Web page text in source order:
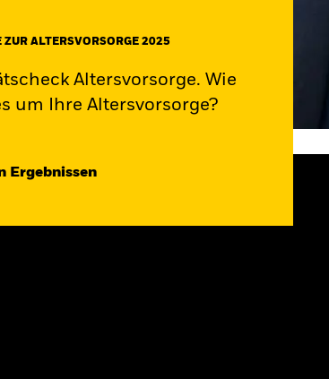
ZUR ALTERSVORSORGE 2025
Altersvorsorge. Wie
um Ihre Altersvorsorge?
Ergebnissen